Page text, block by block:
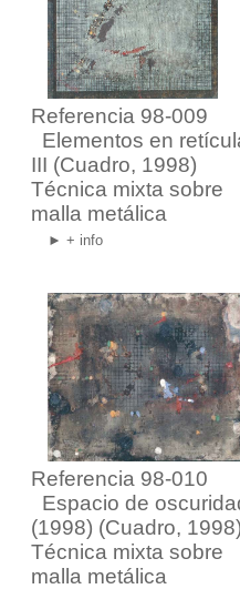
Referencia 98-009
Elementos en
III (Cuadro, 1998)
Técnica mixta sobre
malla metálica
► + info
Referencia 98-010
Espacio de
(1998) (Cuadro, 1998)
Técnica mixta sobre
malla metálica